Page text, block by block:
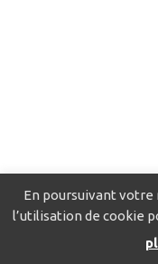
Catalogue pour
Politique de
En poursuivant votre
l’utilisation de cookie